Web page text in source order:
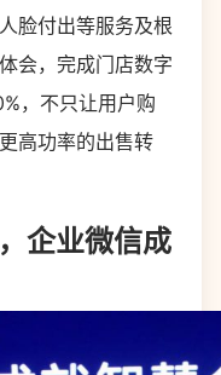
脸付出等服务及根
会，完成门店数字
，不只让用户购
高功率的出售转
企业微信成